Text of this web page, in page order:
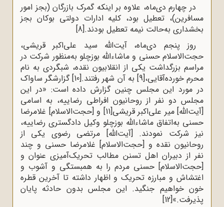
در چهارم دی‌ماه، علاوه بر اینکه گمرک بازرگان (بجز امور
مسافرین)، تعطیل بود، کلیه ادارات دولتی بوکان بجز
بخشداری به‌حالت نیمه تعطیل بودند.[8]
روز پنجم دی‌ماه، آیت‌الله سید علی‌اکبر قریشی،
حجت‌الاسلام حسنی و ماشاءالله بوزچلو به‌منظور شرکت در
مراسم بزرگداشت یکی از انقلابیون نقده، شبگردی به نام
محرم خورده‌آقایی،[9] به آن شهر رفتند.[10] گزارشگر ساواک
در مورد این مجلس چنین گزارش داده است: «در این
مجلس دو نفر از روحانیون افراطی رضاییه، به اسامی
[آیت‌الله] میر علی‌اکبر قریشی[11]
و [حجت‌الاسلام] غلامرضا
حسنی به‌اتفاق ماشاءالله بوزچلو وکیل دادگستری رضاییه،
نیز شرکت نمودند. [آیت‌الله] مرتضی رضوی یکی از
روحانیون نقده و [حجت‌الاسلام] غلامرضا حسنی و چند
نفر از دبیران اهل تسنن مطالب تحریک‌آمیزی عنوان و
[حجت‌الاسلام] حسنی مردم را به همبستگی و آشوب و
اغتشاش و مبارزه تحریک‌ و اظهار داشته تا آخرین قطره
خون خواهیم جنگید. این مجلس بدون حادثه پایان
پذیرفت.»[12]